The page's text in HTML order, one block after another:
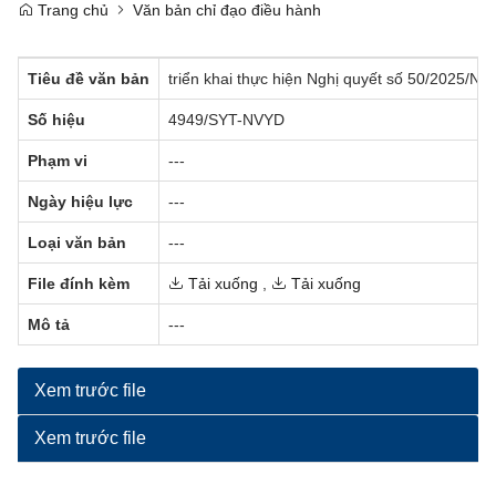
Trang chủ Văn bản chỉ đạo điều hành
Tiêu đề văn bản triển khai thực hiện Nghị quyết số 50/2025/
Số hiệu 4949/SYT-NVYD
Phạm vi ---
Ngày hiệu lực ---
Loại văn bản ---
File đính kèm Tải xuống Tải xuống
Mô tả ---
Xem trước file
Xem trước file